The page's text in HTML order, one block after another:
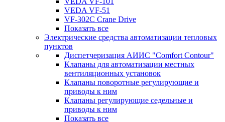
VEDA VF-51
VF-302C Crane Drive
Показать все
Электрические средства автоматизации тепловых
пунктов
Диспетчеризация АИИС "Comfort Contour"
Клапаны для автоматизации местных
вентиляционных установок
Клапаны поворотные регулирующие и
приводы к ним
Клапаны регулирующие седельные и
приводы к ним
Показать все